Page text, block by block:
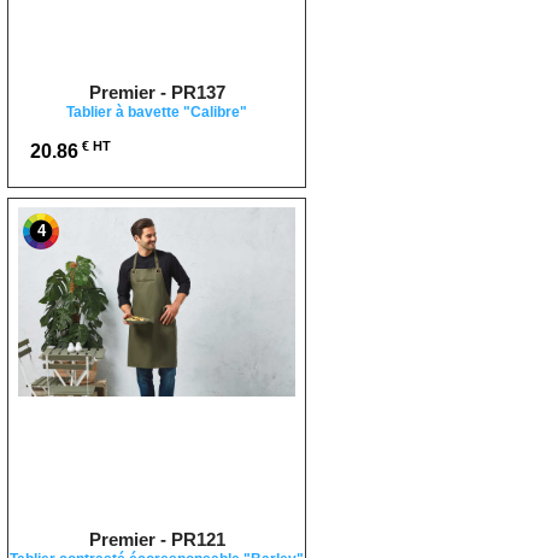
Premier - PR137
Tablier à bavette "Calibre"
20.86 € HT
4
Premier - PR121